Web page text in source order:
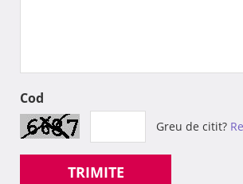
Cod
Greu de citit?
TRIMITE